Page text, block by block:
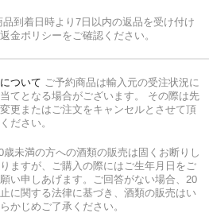
品到着日時より7日以内の返品を受け付け
金ポリシーをご確認ください。
ついて ご予約商品は輸入元の受注状況に
てとなる場合がございます。 その際は先
更またはご注文をキャンセルとさせて頂
ださい。
歳未満の方への酒類の販売は固くお断りし
ますが、ご購入の際にはご生年月日をご
い申しあげます。ご回答がない場合、20
に関する法律に基づき、酒類の販売はい
かじめご了承ください。